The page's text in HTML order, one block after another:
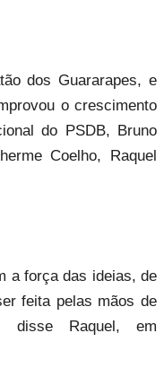
dos Guararapes, e
o crescimento
do PSDB, Bruno
Coelho, Raquel
a força das ideias, de
feita pelas mãos de
disse Raquel, em